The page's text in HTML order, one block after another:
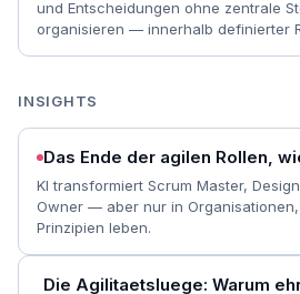
und Entscheidungen ohne zentrale
organisieren — innerhalb definierter
INSIGHTS
Das Ende der agilen Rollen,
KI transformiert Scrum Master,
Owner — aber nur in
Prinzipien leben.
Die Agilitaetsluege: Warum